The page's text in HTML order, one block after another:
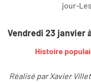
Vendredi 23 janvier
Histoire
Réalisé par Xavier